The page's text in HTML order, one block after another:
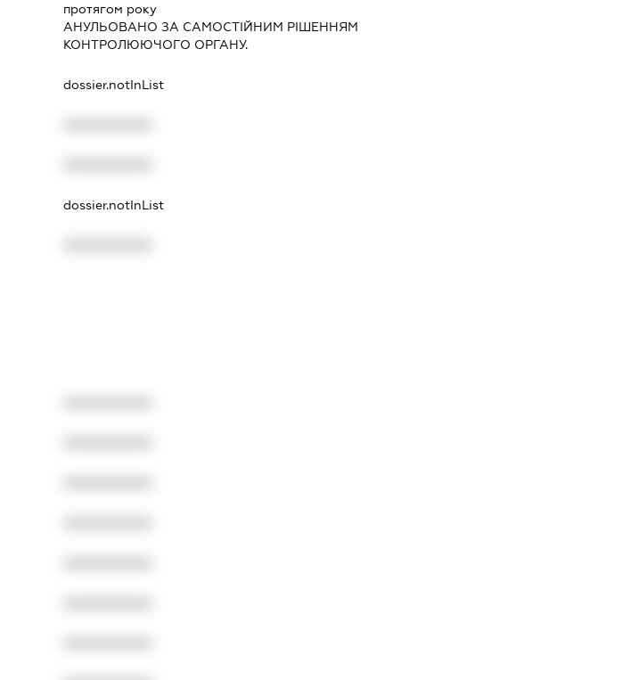
протягом року
АНУЛЬОВАНО ЗА САМОСТIЙНИМ РIШЕННЯМ
КОНТРОЛЮЮЧОГО ОРГАНУ.
dossier.notInList
dossier.notInList